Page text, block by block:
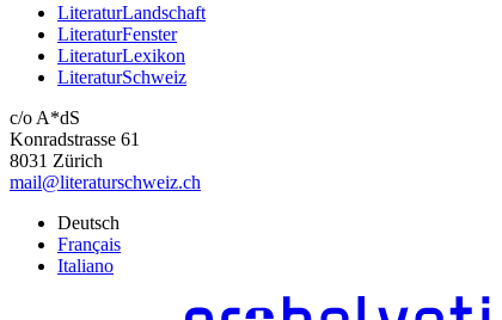
LiteraturLandschaft
LiteraturFenster
LiteraturLexikon
LiteraturSchweiz
c/o A*dS
Konradstrasse 61
8031 Zürich
mail@literaturschweiz.ch
Deutsch
Français
Italiano